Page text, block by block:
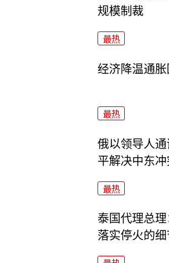
规模制裁
最热
经济降温通
最热
俄以领导人
平解决中东冲
最热
泰国代理总
落实停火的细